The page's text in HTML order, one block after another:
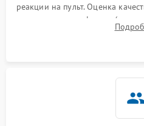
реакции на пульт. Оценка
наличия артефактов
системы охлаждения по